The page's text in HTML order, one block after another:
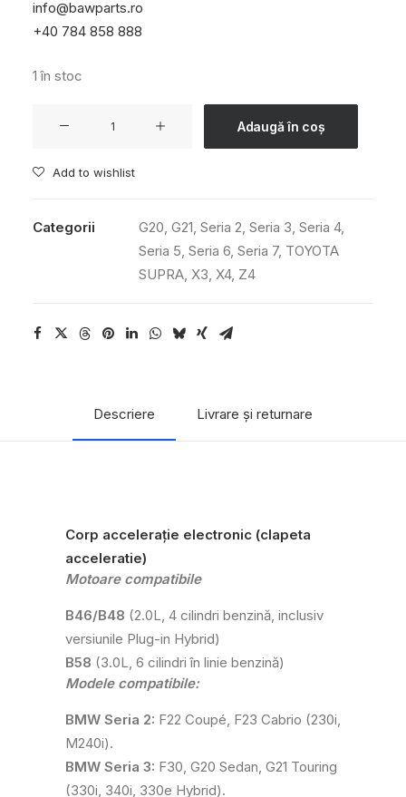
info@bawparts.ro
+40 784 858 888
1 în stoc
acceleratie)
Adaugă în coș
Add to wishlist
Categorii G20, G21, Seria 2, Seria 3, Seria 4,
Seria 5, Seria 6, Seria 7, TOYOTA
SUPRA, X3, X4, Z4
Descriere Livrare și returnare
Corp accelerație electronic (clapeta
acceleratie)
Motoare compatibile
B46/B48 (2.0L, 4 cilindri benzină, inclusiv
versiunile Plug-in Hybrid)
B58 (3.0L, 6 cilindri în linie benzină)
Modele compatibile:
BMW Seria 2: F22 Coupé, F23 Cabrio (230i,
M240i).
BMW Seria 3: F30, G20 Sedan, G21 Touring
(330i, 340i, 330e Hybrid).